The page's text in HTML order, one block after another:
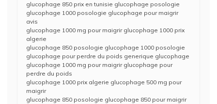
glucophage 850 prix en tunisie glucophage posologie
glucophage 1000 posologie glucophage pour maigrir
avis
glucophage 1000 mg pour maigrir glucophage 1000 prix
algerie
glucophage 850 posologie glucophage 1000 posologie
glucophage pour perdre du poids generique glucophage
glucophage 1000 mg pour maigrir glucophage pour
perdre du poids
glucophage 1000 prix algerie glucophage 500 mg pour
maigrir
glucophage 850 posologie glucophage 850 pour maigrir